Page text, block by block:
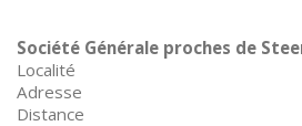
Société Générale proches de
Localité
Adresse
Distance